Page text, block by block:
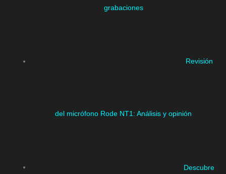
grabaciones
Revisión
del micrófono Rode NT1: Análisis y opinión
Descubre